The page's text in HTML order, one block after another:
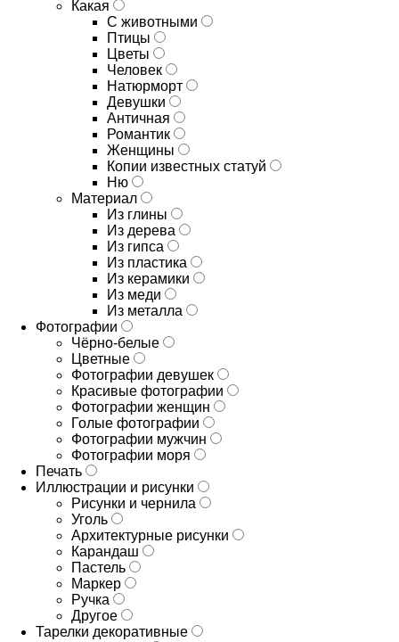
Какая
С животными
Птицы
Цветы
Человек
Натюрморт
Девушки
Античная
Романтик
Женщины
Копии известных статуй
Ню
Материал
Из глины
Из дерева
Из гипса
Из пластика
Из керамики
Из меди
Из металла
Фотографии
Чёрно-белые
Цветные
Фотографии девушек
Красивые фотографии
Фотографии женщин
Голые фотографии
Фотографии мужчин
Фотографии моря
Печать
Иллюстрации и рисунки
Рисунки и чернила
Уголь
Архитектурные рисунки
Карандаш
Пастель
Маркер
Ручка
Другое
Тарелки декоративные